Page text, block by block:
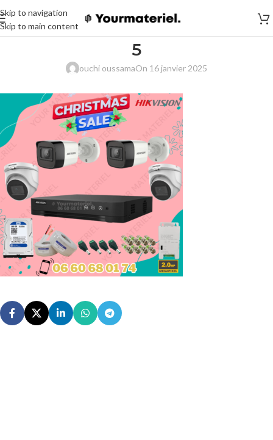
Skip to navigation
Skip to main content
5
ouchi oussamaOn 16 janvier 2025